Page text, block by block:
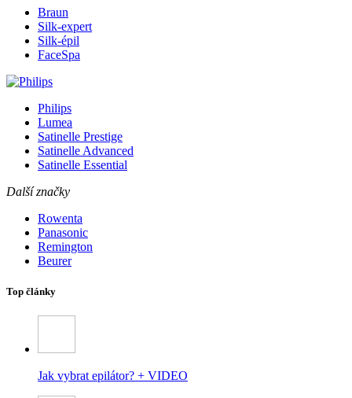
Braun
Silk-expert
Silk-épil
FaceSpa
Philips
Lumea
Satinelle Prestige
Satinelle Advanced
Satinelle Essential
Další značky
Rowenta
Panasonic
Remington
Beurer
Top články
Jak vybrat epilátor? + VIDEO